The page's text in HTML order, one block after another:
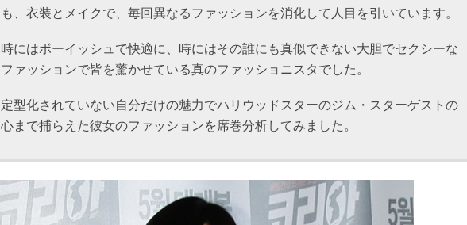
も、衣装とメイクで、毎回異なるファッションを消化して人目を引いています。
時にはボーイッシュで快適に、時にはその誰にも真似できない大胆でセクシーな
ファッションで皆を驚かせている真のファッショニスタでした。
定型化されていない自分だけの魅力でハリウッドスターのジム・スターゲストの
心まで捕らえた彼女のファッションを席巻分析してみました。